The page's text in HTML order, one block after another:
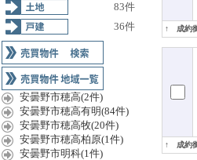
83件
36件
安曇野市穂高(2件)
安曇野市穂高有明(84件)
安曇野市穂高牧(20件)
安曇野市穂高柏原(1件)
安曇野市明科(1件)
↑ 成約
↑ 成約